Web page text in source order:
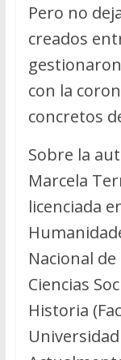
Pero no
creados
con la
concretos
Sobre la
Marcela
licenciada
Nacional
Ciencias
Historia